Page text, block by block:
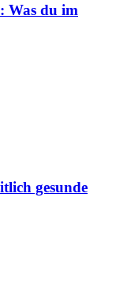
Was du im
gesunde